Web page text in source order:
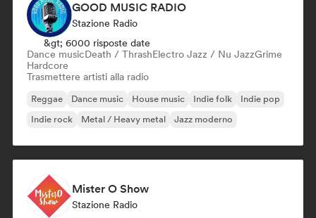
GOOD MUSIC RADIO
Stazione Radio
&gt; 6000 risposte date
Dance musicDeath / ThrashElectro Jazz / Nu JazzGrime
Hardcore
Trasmettere artisti alla radio
Reggae Dance music House music Indie folk
Indie pop
Indie rock
Metal / Heavy metal Jazz moderno
Mister O Show
Stazione Radio